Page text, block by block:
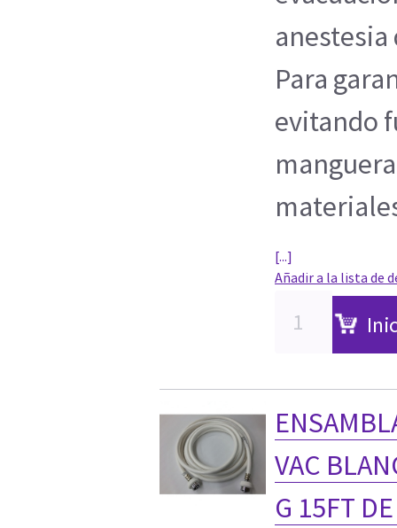
anestesia
Para
evitando
[...]
Añadir a la lista de
VAC
G 15FT